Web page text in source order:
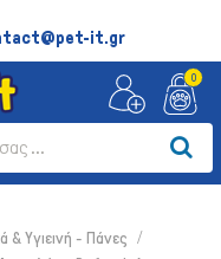
it.gr
0
& Υγιεινή - Πάνες